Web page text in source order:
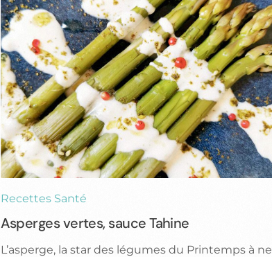
Recettes Santé
Asperges vertes, sauce Tahine
L’asperge, la star des légumes du Printemps à ne